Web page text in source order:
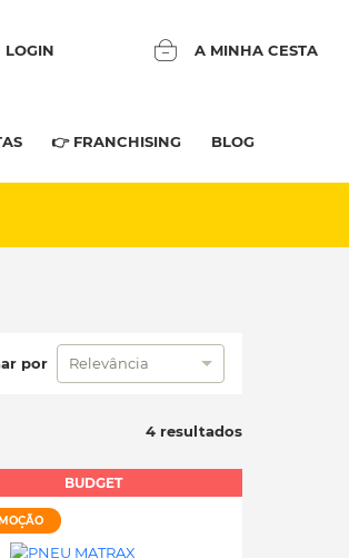
LOGIN A MINHA CESTA
👉 FRANCHISING BLOG
por Relevância
4 resultados
BUDGET